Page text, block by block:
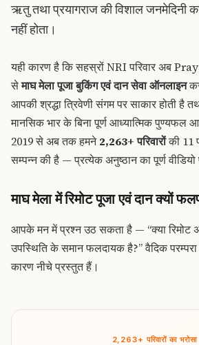
ऋतु तथा प्रयागराज की विशाल जनमेदिनी
नहीं होता।
यही कारण है कि सहस्रों NRI परिवार अब
सेमाघ मेला पूजा बुकिंग एवं दान सेवा ऑनलाइन
आपकी श्रद्धा त्रिवेणी संगम पर साकार होती है
मानसिक भार के बिना पूर्ण आध्यात्मिक पुण्यफल
2019 से अब तक हमने2,263+ परिवारोंकी 11
सम्पन्न की है — प्रत्येक अनुष्ठान का पूर्ण
माघ मेला में रिमोट पूजा एवं दान क्यों
आपके मन में प्रश्न उठ सकता है — “क्या रिमोट
उपस्थिति के समान फलदायक है?” वैदिक
कारण नीचे प्रस्तुत हैं।
2,263+ परिवारों का भरोसा